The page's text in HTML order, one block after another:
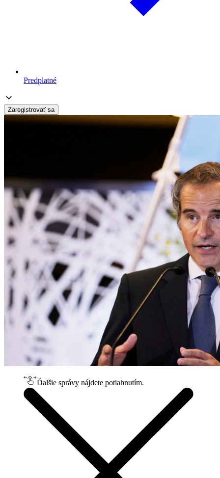
Predplatné
Zaregistrovať sa
Ďalšie správy nájdete potiahnutím.